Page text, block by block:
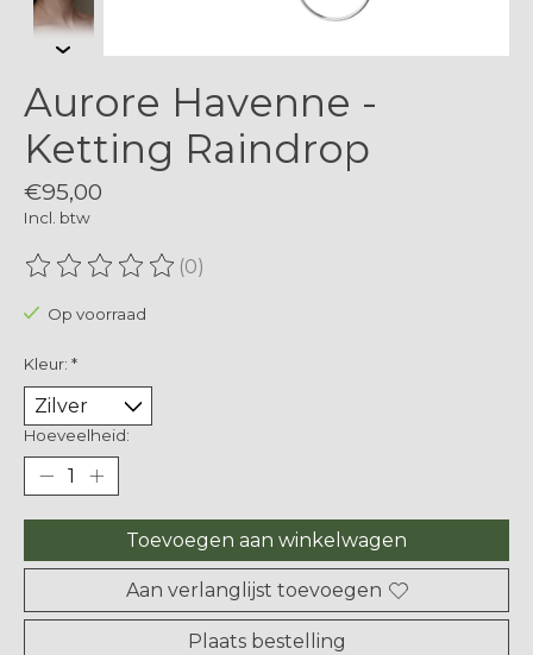
Aurore Havenne -
Ketting Raindrop
€95,00
Incl. btw
De beoordeling van dit product is
(0)
Op voorraad
Kleur: *
Hoeveelheid:
Toevoegen aan winkelwagen
Aan verlanglijst toevoegen
Plaats bestelling